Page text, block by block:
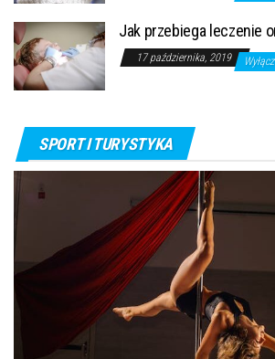
Jak przebiega leczenie
17 października, 2019 Wyłącz
SPORT I TURYSTYKA